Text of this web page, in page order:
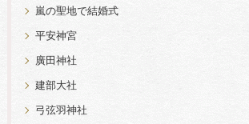
嵐の聖地で結婚式
平安神宮
廣田神社
建部大社
弓弦羽神社